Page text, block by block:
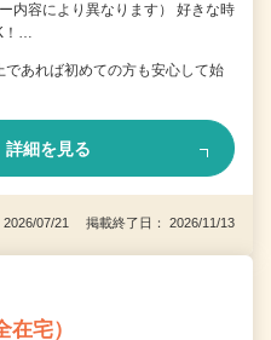
内容により異なります） 好きな時
！…
あれば初めての方も安心して始
詳細を見る
2026/07/21 掲載終了日： 2026/11/13
宅）